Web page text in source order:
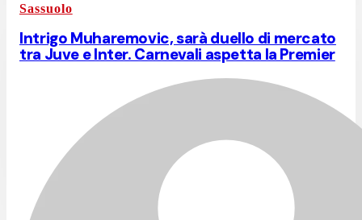
Sassuolo
Intrigo Muharemovic, sarà duello di mercato
tra Juve e Inter. Carnevali aspetta la Premier